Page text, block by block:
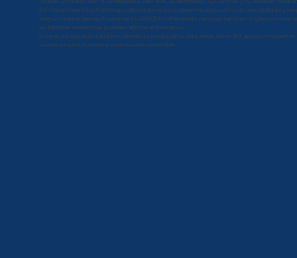
recibes una atención que respeta quién eres, tu identidad, tus rutinas y tu realidad
En Reconnect Psychotherapy, abordamos los problemas del sueño con sensibilidad y
comunidades latinas/hispanas y LGBTQIA+, ofreciendo servicios tanto en inglés como en
los factores sistémicos pueden afectar el descanso.
Este es un espacio donde no tienes que explicar tu vida antes de recibir apoyo,
sueño de una manera que te resulte sostenible.